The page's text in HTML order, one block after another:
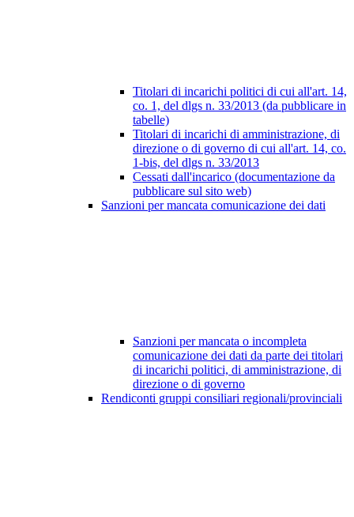
Titolari di incarichi politici di cui all'art. 14,
co. 1, del dlgs n. 33/2013 (da pubblicare in
tabelle)
Titolari di incarichi di amministrazione, di
direzione o di governo di cui all'art. 14, co.
1-bis, del dlgs n. 33/2013
Cessati dall'incarico (documentazione da
pubblicare sul sito web)
Sanzioni per mancata comunicazione dei dati
Sanzioni per mancata o incompleta
comunicazione dei dati da parte dei titolari
di incarichi politici, di amministrazione, di
direzione o di governo
Rendiconti gruppi consiliari regionali/provinciali